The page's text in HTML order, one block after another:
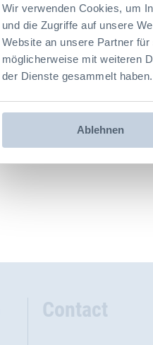
Wir verwenden Cookies, um
und die Zugriffe auf unsere
Website an unsere Partner
möglicherweise mit weiteren
der Dienste gesammelt haben.
Ablehnen
Contact